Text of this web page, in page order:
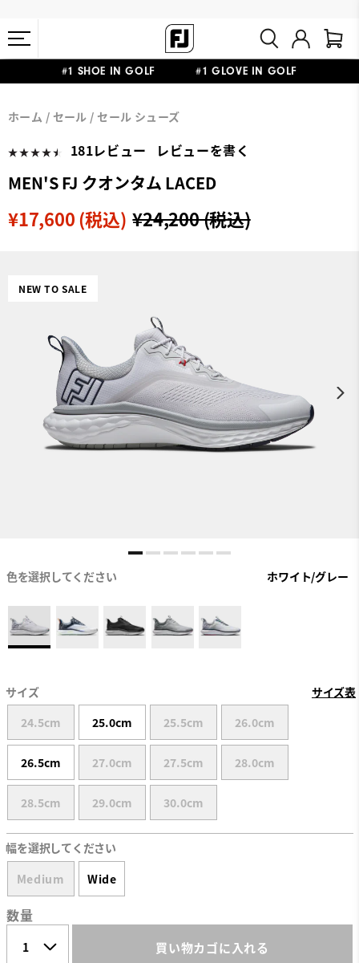
#1 SHOE IN GOLF #1 GLOVE IN GOLF
11,000円
ホーム セール セール シューズ
181レビュー レビューを書く
MEN'S FJ クオンタム LACED
¥24,200 (税込)
¥17,600 (税込)
NEW TO SALE
色を選択してください ホワイト/グレー
サイズ
サイズ表
24.5cm
25.0cm 25.5cm 26.0cm
26.5cm 27.0cm 27.5cm 28.0cm
28.5cm 29.0cm 30.0cm
幅を選択してください
Medium
Wide
数量
買い物カゴに入れる